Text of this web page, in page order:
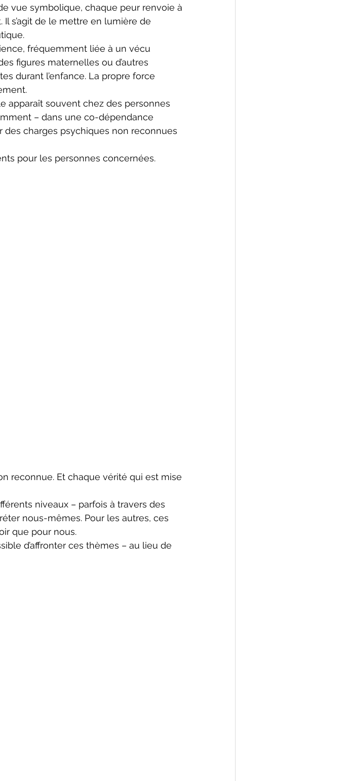
vue symbolique, chaque peur renvoie à
s’agit de le mettre en lumière de
fréquemment liée à un vécu
figures maternelles ou d’autres
durant l’enfance. La propre force
apparaît souvent chez des personnes
– dans une co-dépendance
charges psychiques non reconnues
pour les personnes concernées.
reconnue. Et chaque vérité qui est mise
niveaux – parfois à travers des
nous-mêmes. Pour les autres, ces
que pour nous.
d’affronter ces thèmes – au lieu de